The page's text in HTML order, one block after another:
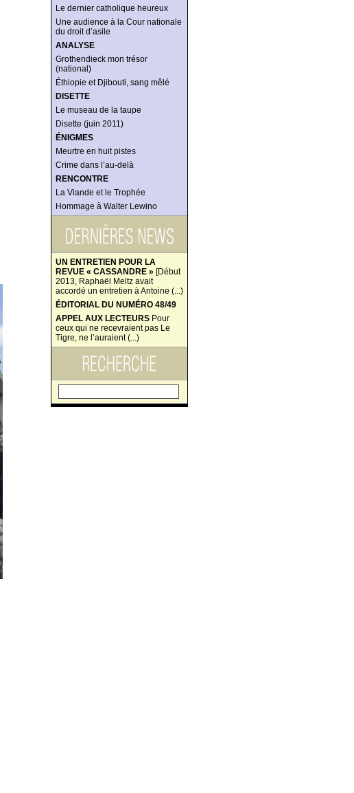
Le dernier catholique heureux
Une audience à la Cour nationale
du droit d’asile
ANALYSE
Grothendieck mon trésor
(national)
Éthiopie et Djibouti, sang mêlé
DISETTE
Le museau de la taupe
Disette (juin 2011)
ÉNIGMES
Meurtre en huit pistes
Crime dans l’au-delà
RENCONTRE
La Viande et le Trophée
Hommage à Walter Lewino
UN ENTRETIEN POUR LA
REVUE « CASSANDRE » [Début
2013, Raphaël Meltz avait
accordé un entretien à Antoine (...)
ÉDITORIAL DU NUMÉRO 48/49
APPEL AUX LECTEURS Pour
ceux qui ne recevraient pas Le
Tigre, ne l’auraient (...)